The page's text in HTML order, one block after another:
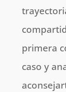
primera
caso y